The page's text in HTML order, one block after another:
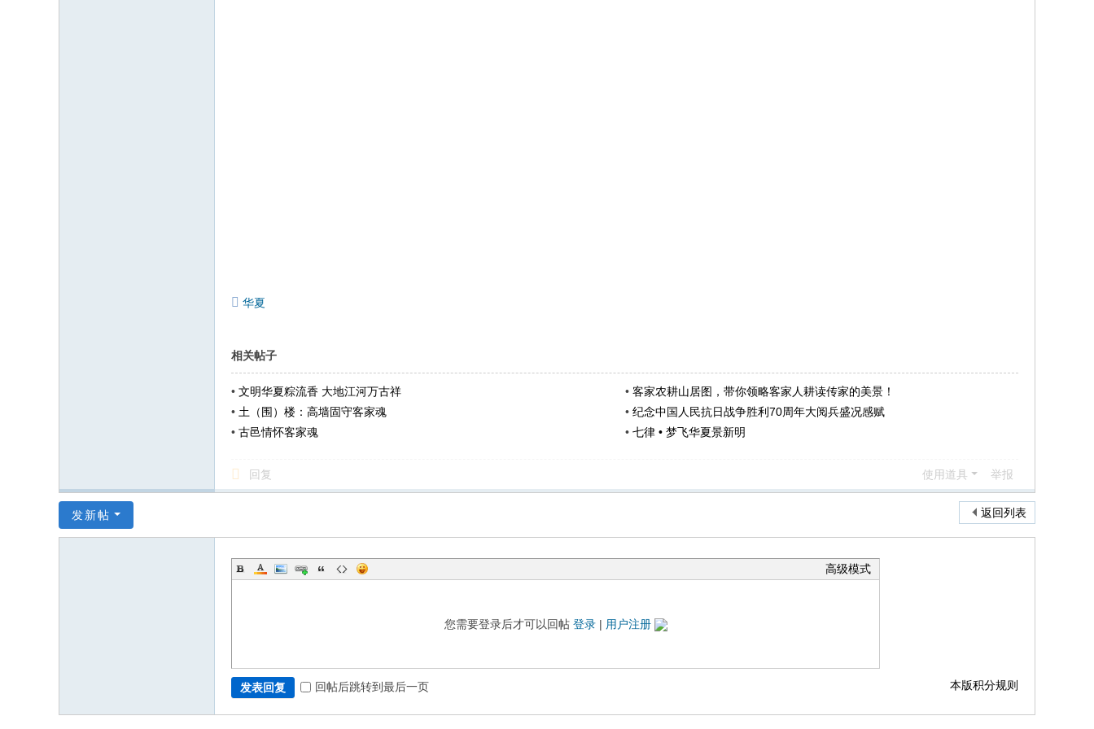
华夏
相关帖子
• 文明华夏粽流香 大地江河万古祥 • 客家农耕山居图，带你领略客家人耕读传家的美景！
• 土（围）楼：高墙固守客家魂 • 纪念中国人民抗日战争胜利70周年大阅兵盛况感赋
• 古邑情怀客家魂 • 七律 • 梦飞华夏景新明
回复 使用道具 举报
返回列表
发新帖
高级模式
您需要登录后才可以回帖 登录| 用户注册
本版积分规则
发表回复 回帖后跳转到最后一页